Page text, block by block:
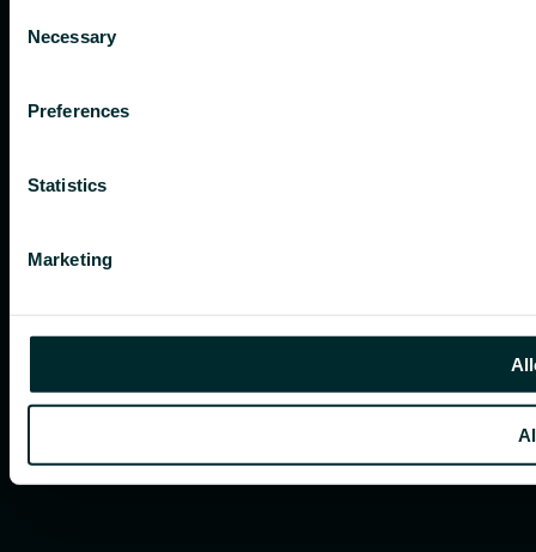
Selection
Necessary
Preferences
Statistics
Marketing